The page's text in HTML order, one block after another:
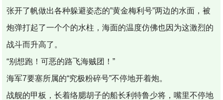
张开了帆做出各种躲避姿态的”黄金梅利号”两边的水面，被
炮弹打起了一个个的水柱，海面的温度仿佛也因为这激烈的
战斗而升高了。
“别想跑！可恶的路飞海贼团！”
海军7要塞所属的“究极粉碎号”不停地开着炮。
战舰的甲板，长着络腮胡子的船长利特鲁少将，嘴里不停地